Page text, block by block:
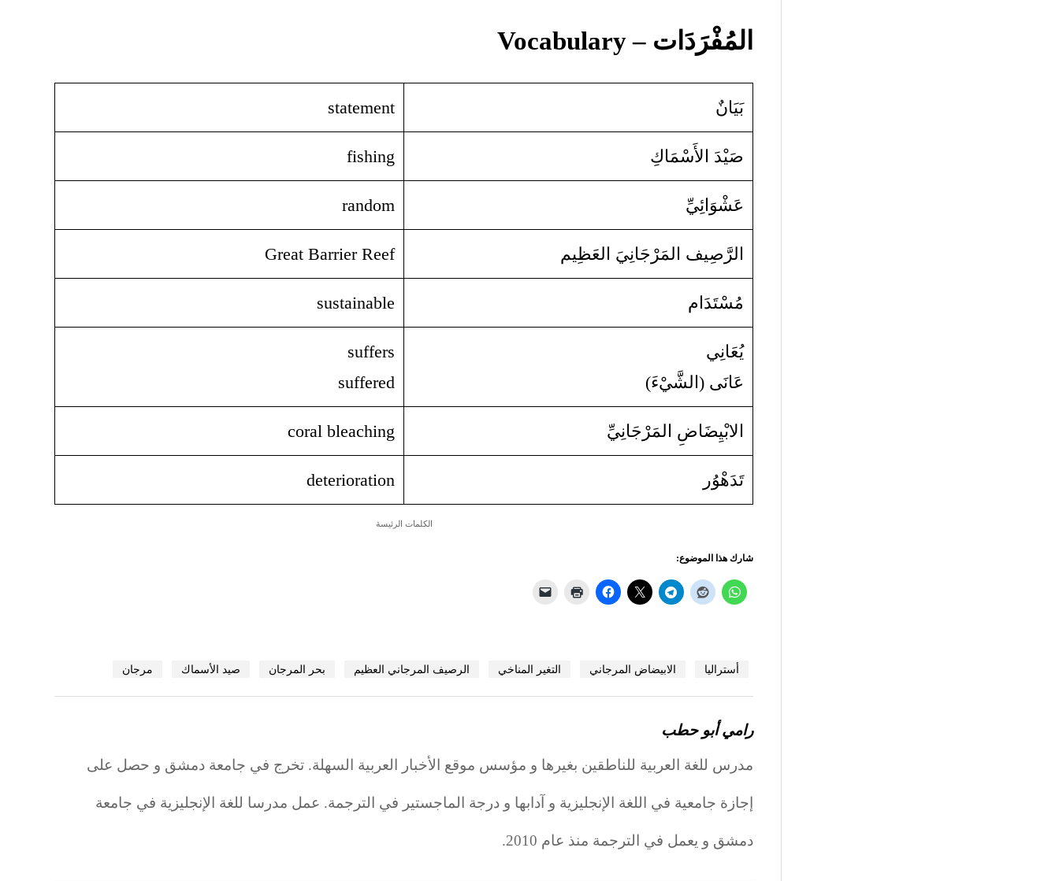
المُفْرَدَات – Vocabulary
بَيَانٌ statement
صَيْدَ الأَسْمَاكِ fishing
عَشْوَائِيِّ random
الرَّصِيف المَرْجَانِيَ العَظِيم Great Barrier Reef
مُسْتَدَام sustainable
يُعَانِي
عَانَى (الشَّيْءَ)
suffers
suffered
الابْيِضَاضِ المَرْجَانِيِّ coral bleaching
تَدَهْوُر deterioration
الكلمات الرئيسة
شارك هذا الموضوع:
أستراليا الابيضاض المرجاني التغير المناخي الرصيف المرجاني العظيم بحر المرجان صيد الأسماك مرجان
رامي أبو حطب
مدرس للغة العربية للناطقين بغيرها و مؤسس موقع الأخبار العربية السهلة. تخرج في جامعة دمشق و حصل على
إجازة جامعية في اللغة الإنجليزية و آدابها و درجة الماجستير في الترجمة. عمل مدرسا للغة الإنجليزية في جامعة
دمشق و يعمل في الترجمة منذ عام 2010.